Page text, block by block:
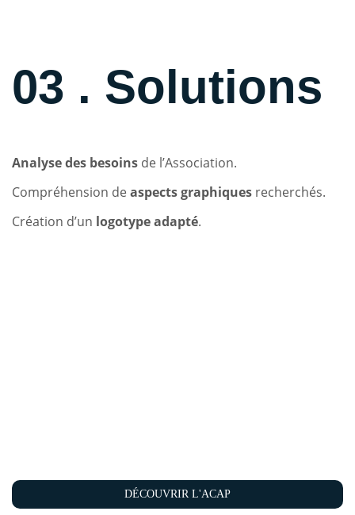
03 . Solutions
Analyse des besoins de l’Association.
Compréhension de aspects graphiques recherchés.
Création d’un logotype adapté.
DÉCOUVRIR L'ACAP
DÉCOUVRIR L'ACAP